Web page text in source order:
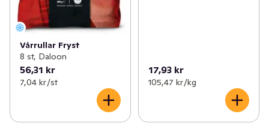
Vårrullar Fryst
8 st, Daloon
56,31 kr
7,04 kr /st
17,93 kr
105,47 kr /kg